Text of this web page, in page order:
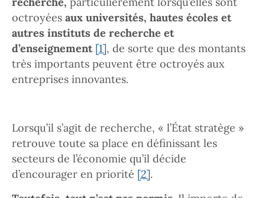
octroyées aux universités, hautes écoles et
autres instituts de recherche et
d’enseignement [1], de sorte que des montants
très importants peuvent être octroyés aux
entreprises innovantes.
Lorsqu’il s’agit de recherche, « l’État stratège »
retrouve toute sa place en définissant les
secteurs de l’économie qu’il décide
d’encourager en priorité [2].